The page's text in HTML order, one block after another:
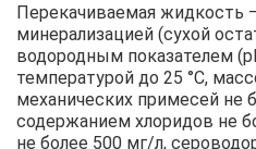
Перекачиваемая жидкость
минерализацией (сухой
водородным показателем
температурой до 25 °C,
механических примесей не
содержанием хлоридов не
не более 500 мг/л,